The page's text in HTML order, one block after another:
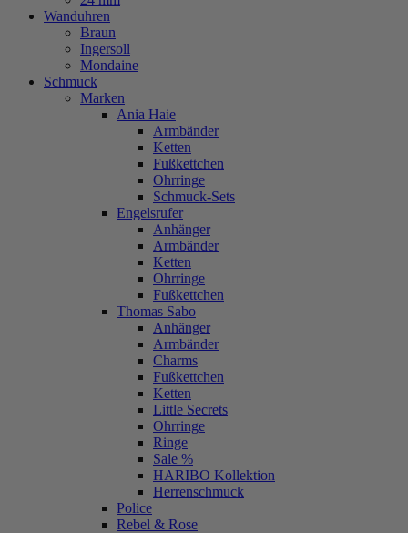
Wanduhren
Braun
Ingersoll
Mondaine
Schmuck
Marken
Ania Haie
Armbänder
Ketten
Fußkettchen
Ohrringe
Schmuck-Sets
Engelsrufer
Anhänger
Armbänder
Ketten
Ohrringe
Fußkettchen
Thomas Sabo
Anhänger
Armbänder
Charms
Fußkettchen
Ketten
Little Secrets
Ohrringe
Ringe
Sale %
HARIBO Kollektion
Herrenschmuck
Police
Rebel & Rose